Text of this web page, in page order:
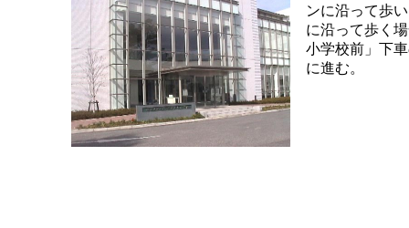
ンに沿って歩
に沿って歩く
小学校前」下
に進む。